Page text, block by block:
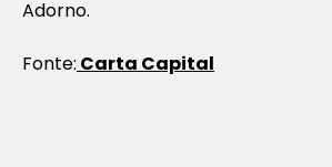
Adorno.
Fonte: Carta Capital